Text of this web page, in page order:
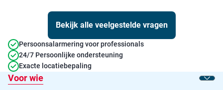
Bekijk alle veelgestelde vragen
Persoonsalarmering voor professionals
24/7 Persoonlijke ondersteuning
Exacte locatiebepaling
Voor wie
Toon